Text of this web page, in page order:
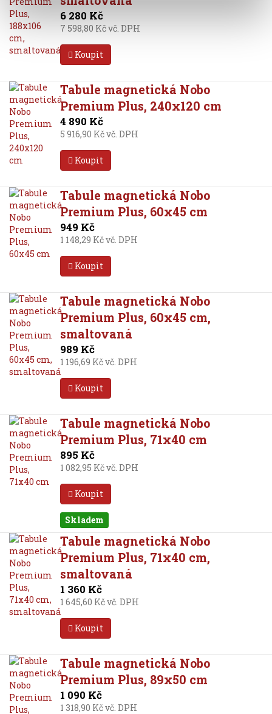
6 280 Kč
7 598,80 Kč vč. DPH
Koupit
Tabule magnetická Nobo
Premium Plus, 240x120 cm
4 890 Kč
5 916,90 Kč vč. DPH
Koupit
Tabule magnetická Nobo
Premium Plus, 60x45 cm
949 Kč
1 148,29 Kč vč. DPH
Koupit
Tabule magnetická Nobo
Premium Plus, 60x45 cm,
smaltovaná
989 Kč
1 196,69 Kč vč. DPH
Koupit
Tabule magnetická Nobo
Premium Plus, 71x40 cm
895 Kč
1 082,95 Kč vč. DPH
Koupit
Skladem
Tabule magnetická Nobo
Premium Plus, 71x40 cm,
smaltovaná
1 360 Kč
1 645,60 Kč vč. DPH
Koupit
Tabule magnetická Nobo
Premium Plus, 89x50 cm
1 090 Kč
1 318,90 Kč vč. DPH